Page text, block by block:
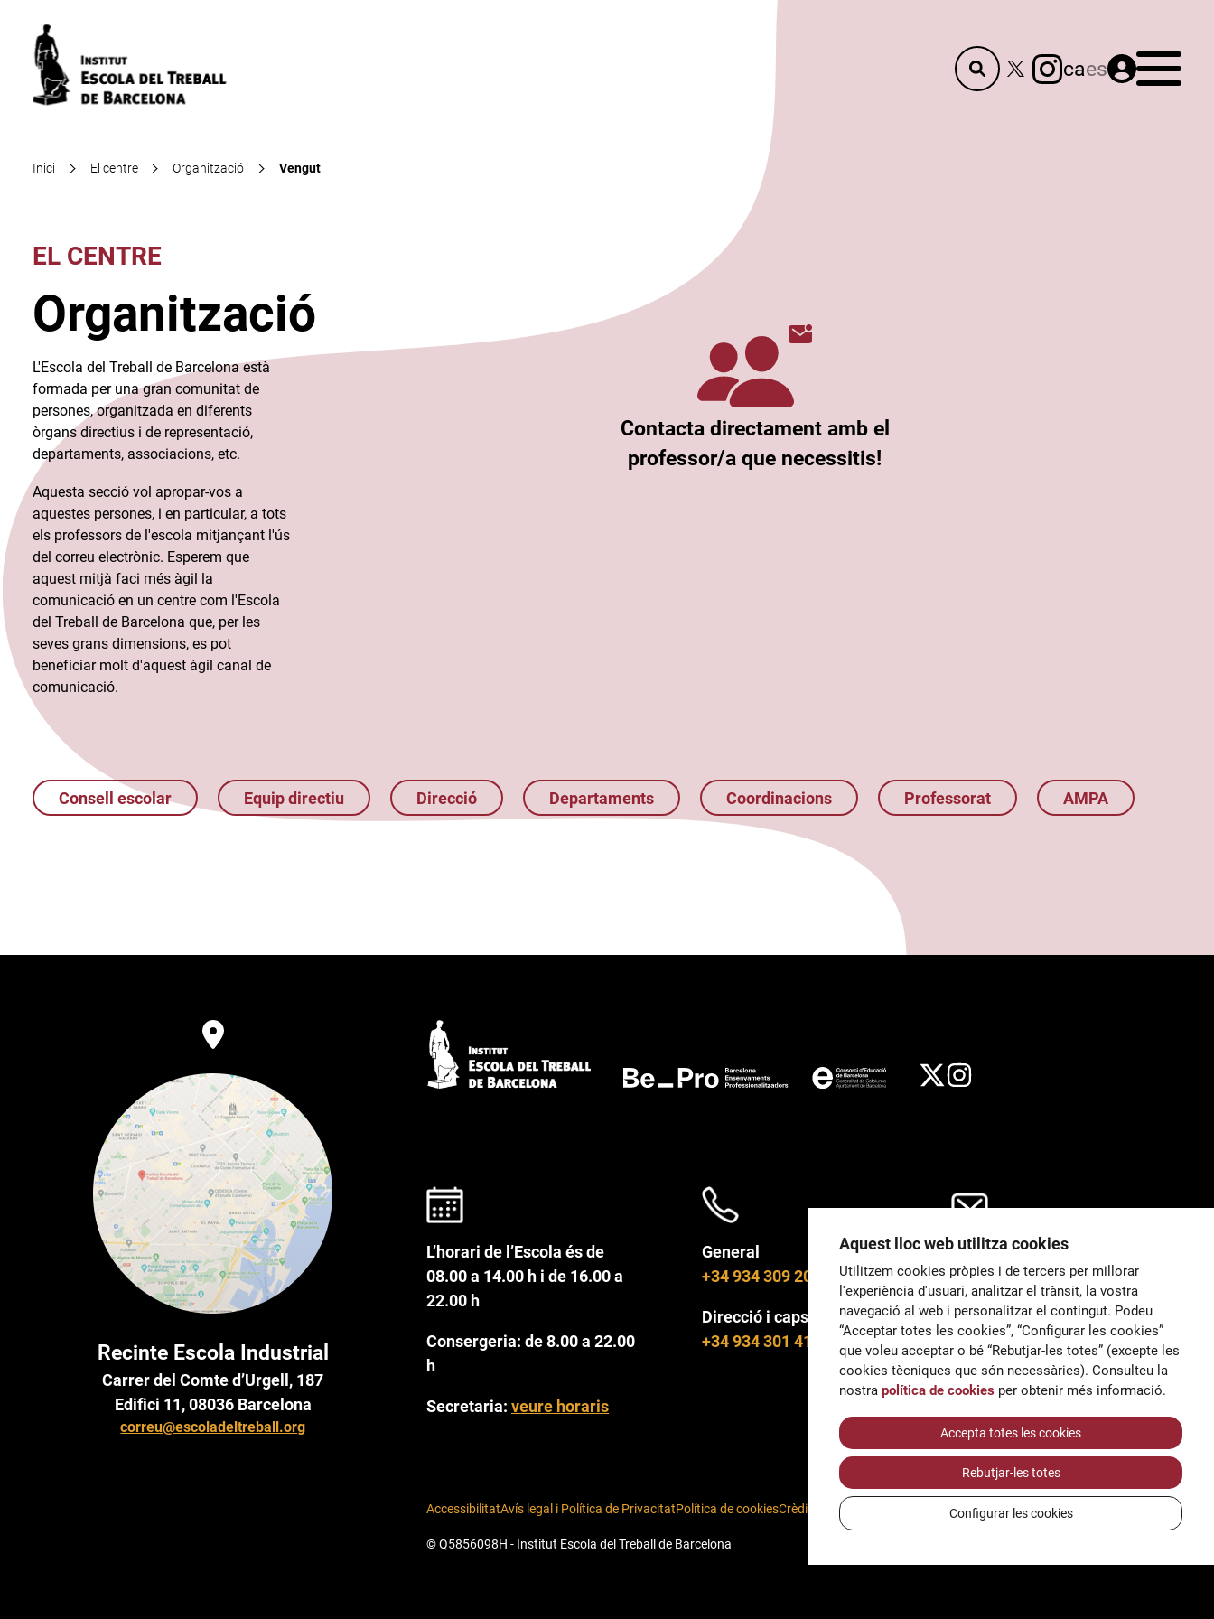
caes Menú
Inici El centre Organització Vengut
EL CENTRE
Organització
L'Escola del Treball de Barcelona està
formada per una gran comunitat de
persones, organitzada en diferents
òrgans directius i de representació,
departaments, associacions, etc.​
Aquesta secció vol apropar-vos a
aquestes persones, i en particular, a tots
els professors de l'escola mitjançant l'ús
del correu electrònic. Esperem que
aquest mitjà faci més àgil la
comunicació en un centre com l'Escola
del Treball de Barcelona que, per les
seves grans dimensions, es pot
beneficiar molt d'aquest àgil canal de
comunicació.​
Contacta directament amb el
professor/a que necessitis!
Consell escolar Equip directiu Direcció Departaments Coordinacions Professorat AMPA
Recinte Escola Industrial
Carrer del Comte d’Urgell, 187
Edifici 11, 08036 Barcelona
correu@escoladeltreball.org
L’horari de l’Escola és de
08.00 a 14.00 h i de 16.00 a
22.00 h
Consergeria: de 8.00 a 22.00
h
Secretaria: veure horaris
General
+34 934 309 200
Direcció i caps d’estudis
+34 934 301 415
General
correu@escoladeltreball.org
Informació
informacio@escoladeltreball.o
rg
AccessibilitatAvís legal i Política de PrivacitatPolítica de cookiesCrèdits
© Q5856098H - Institut Escola del Treball de Barcelona
Aquest lloc web utilitza cookies
Utilitzem cookies pròpies i de tercers per millorar
l'experiència d'usuari, analitzar el trànsit, la vostra
navegació al web i personalitzar el contingut. Podeu
“Acceptar totes les cookies”, “Configurar les cookies”
que voleu acceptar o bé “Rebutjar-les totes” (excepte les
cookies tècniques que són necessàries). Consulteu la
nostra política de cookies per obtenir més informació.
Accepta totes les cookies
Rebutjar-les totes
Configurar les cookies